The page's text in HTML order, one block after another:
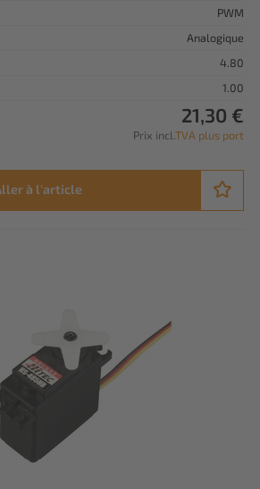
PWM
Analogique
4.80
1.00
21,30 €
Prix incl. TVA plus port
à l'article